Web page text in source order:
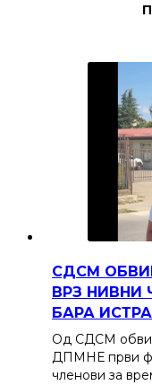
СДСМ
ВРЗ НИВНИ
БАРА
Од СДСМ
ДПМНЕ први
членови за